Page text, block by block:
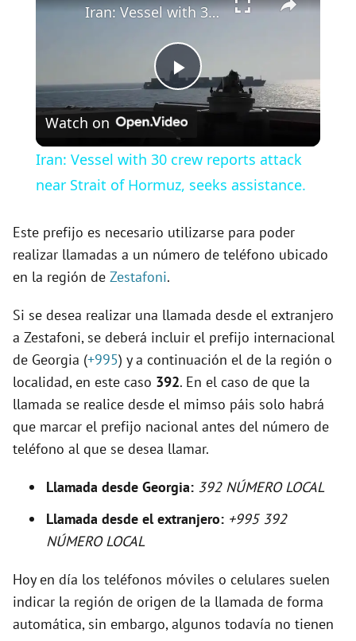
P
l
a
y
i
d
e
Iran: Vessel with 30 crew reports attack near Strait of Hormuz, seeks assistance.
Watch on
Iran: Vessel with 30 crew reports attack
near Strait of Hormuz, seeks assistance.
Este prefijo es necesario utilizarse para poder
realizar llamadas a un número de teléfono ubicado
en la región de Zestafoni.
Si se desea realizar una llamada desde el extranjero
a Zestafoni, se deberá incluir el prefijo internacional
de Georgia (+995) y a continuación el de la región o
localidad, en este caso 392. En el caso de que la
llamada se realice desde el mimso páis solo habrá
que marcar el prefijo nacional antes del número de
teléfono al que se desea llamar.
Llamada desde Georgia: 392 NÚMERO LOCAL
Llamada desde el extranjero: +995 392
NÚMERO LOCAL
Hoy en día los teléfonos móviles o celulares suelen
indicar la región de origen de la llamada de forma
automática, sin embargo, algunos todavía no tienen